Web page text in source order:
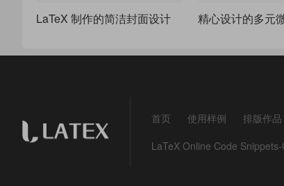
LaTeX 制作的简洁封面设计 精心设计的多元
首页 使用样例 排版作品
LaTeX Online Code